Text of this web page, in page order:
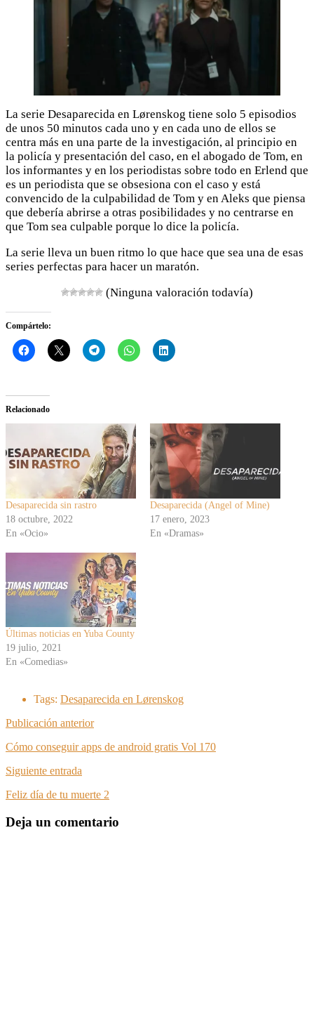
La serie Desaparecida en Lørenskog tiene solo 5 episodios
de unos 50 minutos cada uno y en cada uno de ellos se
centra más en una parte de la investigación, al principio en
la policía y presentación del caso, en el abogado de Tom, en
los informantes y en los periodistas sobre todo en Erlend que
es un periodista que se obsesiona con el caso y está
convencido de la culpabilidad de Tom y en Aleks que piensa
que debería abrirse a otras posibilidades y no centrarse en
que Tom sea culpable porque lo dice la policía.
La serie lleva un buen ritmo lo que hace que sea una de esas
series perfectas para hacer un maratón.
(Ninguna valoración todavía)
Compártelo:
Relacionado
Desaparecida sin rastro
18 octubre, 2022
En «Ocio»
Desaparecida (Angel of Mine)
17 enero, 2023
En «Dramas»
Últimas noticias en Yuba County
19 julio, 2021
En «Comedias»
Tags: Desaparecida en Lørenskog
Publicación anterior
Cómo conseguir apps de android gratis Vol 170
Siguiente entrada
Feliz día de tu muerte 2
Deja un comentario